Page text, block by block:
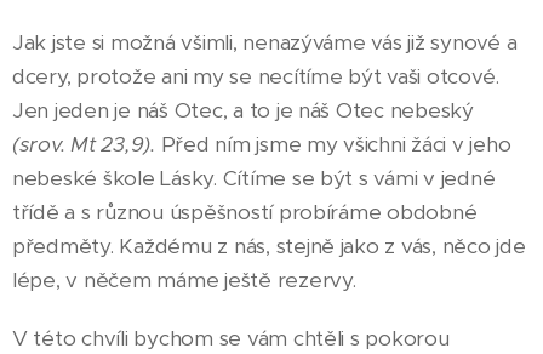
Jak jste si možná všimli, nenazýváme vás již synové a
dcery, protože ani my se necítíme být vaši otcové.
Jen jeden je náš Otec, a to je náš Otec nebeský
(srov. Mt 23,9). Před ním jsme my všichni žáci v jeho
nebeské škole Lásky. Cítíme se být s vámi v jedné
třídě a s různou úspěšností probíráme obdobné
předměty. Každému z nás, stejně jako z vás, něco jde
lépe, v něčem máme ještě rezervy.
V této chvíli bychom se vám chtěli s pokorou